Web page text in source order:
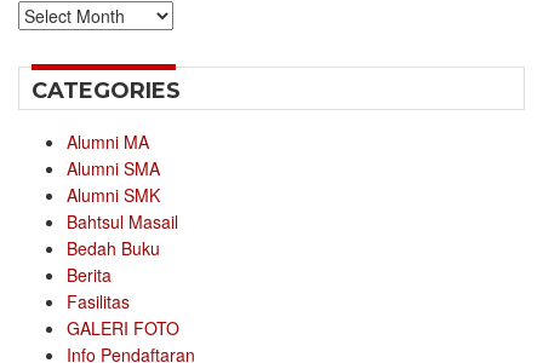
Archives
CATEGORIES
Alumni MA
Alumni SMA
Alumni SMK
Bahtsul Masail
Bedah Buku
Berita
Fasilitas
GALERI FOTO
Info Pendaftaran